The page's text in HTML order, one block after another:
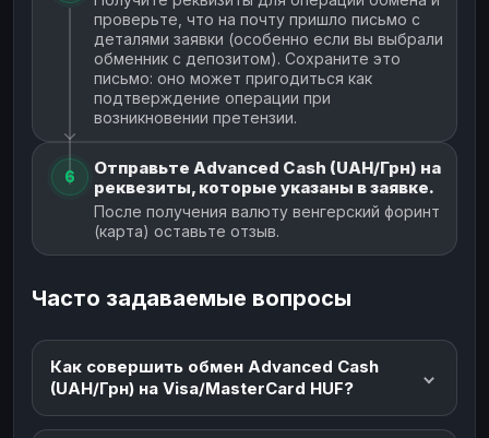
проверьте, что на почту пришло письмо с
деталями заявки (особенно если вы выбрали
обменник с депозитом). Сохраните это
письмо: оно может пригодиться как
подтверждение операции при
возникновении претензии.
6
Отправьте Advanced Cash (UAH/Грн) на
реквезиты, которые указаны в заявке.
После получения валюту венгерский форинт
(карта) оставьте отзыв.
Часто задаваемые вопросы
Как совершить обмен Advanced Cash
(UAH/Грн) на Visa/MasterCard HUF?